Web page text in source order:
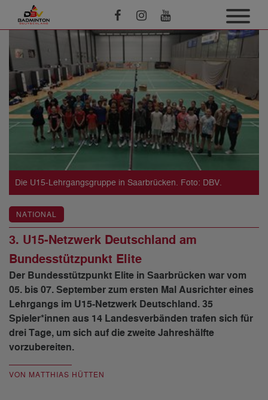
Die U15-Lehrgangsgruppe in Saarbrücken. Foto: DBV.
NATIONAL
3. U15-Netzwerk Deutschland am
Bundesstützpunkt Elite
Der Bundesstützpunkt Elite in Saarbrücken war vom
05. bis 07. September zum ersten Mal Ausrichter eines
Lehrgangs im U15-Netzwerk Deutschland. 35
Spieler*innen aus 14 Landesverbänden trafen sich für
drei Tage, um sich auf die zweite Jahreshälfte
vorzubereiten.
VON MATTHIAS HÜTTEN